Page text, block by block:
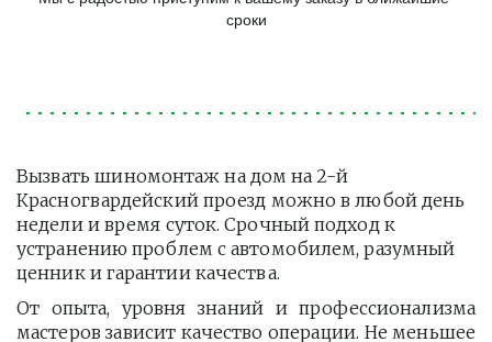
сроки
Вызвать шиномонтаж на дом на 2-й
Красногвардейский проезд можно в любой день
недели и время суток. Срочный подход к
устранению проблем с автомобилем, разумный
ценник и гарантии качества.
От опыта, уровня знаний и профессионализма
мастеров зависит качество операции. Не меньшее